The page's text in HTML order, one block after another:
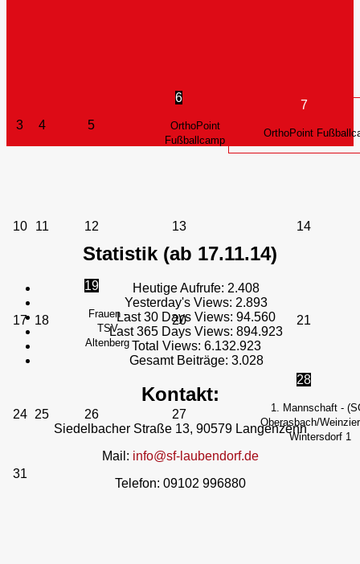
3 4 5
6
OrthoPoint
Fußballcamp
7
OrthoPoint
10 11 12 13 14
17 18
19
Frauen -
TSV
Altenberg
20 21
24 25 26 27
28
1. Mannschaft -
Oberasbach/
Wintersdorf 1
31
Statistik (ab 17.11.14)
Heutige Aufrufe: 2.408
Yesterday's Views: 2.893
Last 30 Days Views: 94.560
Last 365 Days Views: 894.923
Total Views: 6.132.923
Gesamt Beiträge: 3.028
Kontakt:
Siedelbacher Straße 13, 90579 Langenzenn
Mail: info@sf-laubendorf.de
Telefon: 09102 996880